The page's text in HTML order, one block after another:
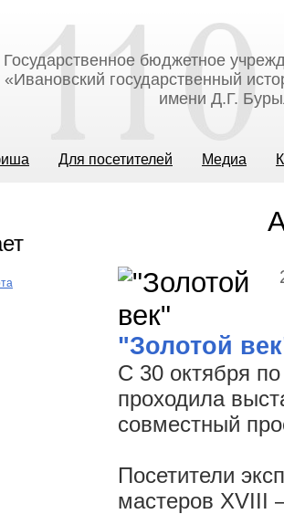
Государственное бюджетное
«Ивановский государственный
имени Д.Г.
Для посетителей Медиа
"Золотой
С 30 октября
проходила
совместный
Посетители
мастеров XVIII